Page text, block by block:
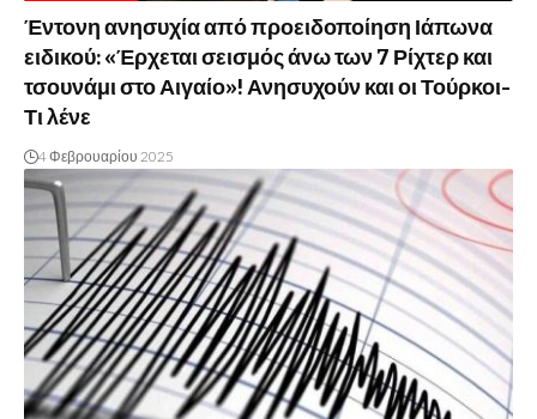
Έντονη ανησυχία από προειδοποίηση Ιάπωνα
ειδικού: «Έρχεται σεισμός άνω των 7 Ρίχτερ και
τσουνάμι στο Αιγαίο»! Ανησυχούν και οι Τούρκοι-
Τι λένε
4 Φεβρουαρίου 2025